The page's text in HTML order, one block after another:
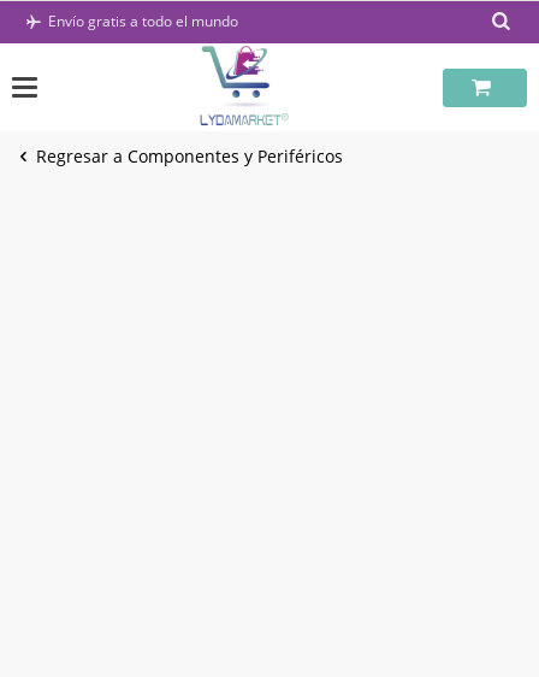
Saltar
Envío gratis a todo el mundo
Regresar a Componentes y Periféricos